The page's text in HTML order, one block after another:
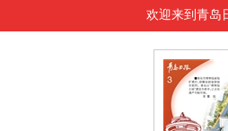
欢迎来到青岛